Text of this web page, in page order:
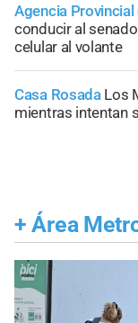
Agencia
conducir al
celular al volante
Casa Rosada Los
mientras intentan
+ Área